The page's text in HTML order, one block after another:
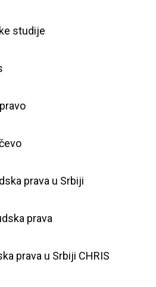
studije
prava u Srbiji
prava
prava u Srbiji CHRIS